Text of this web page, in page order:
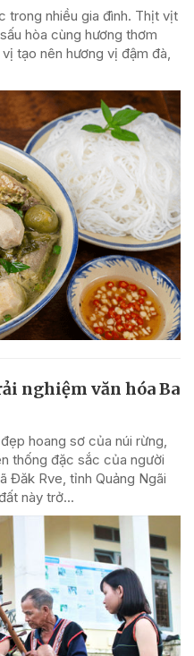
trong nhiều gia đình. Thịt vịt
hòa cùng hương thơm
tạo nên hương vị đậm đà,
nghiệm văn hóa Ba
hoang sơ của núi rừng,
thống đặc sắc của người
Đăk Rve, tỉnh Quảng Ngãi
này trở...